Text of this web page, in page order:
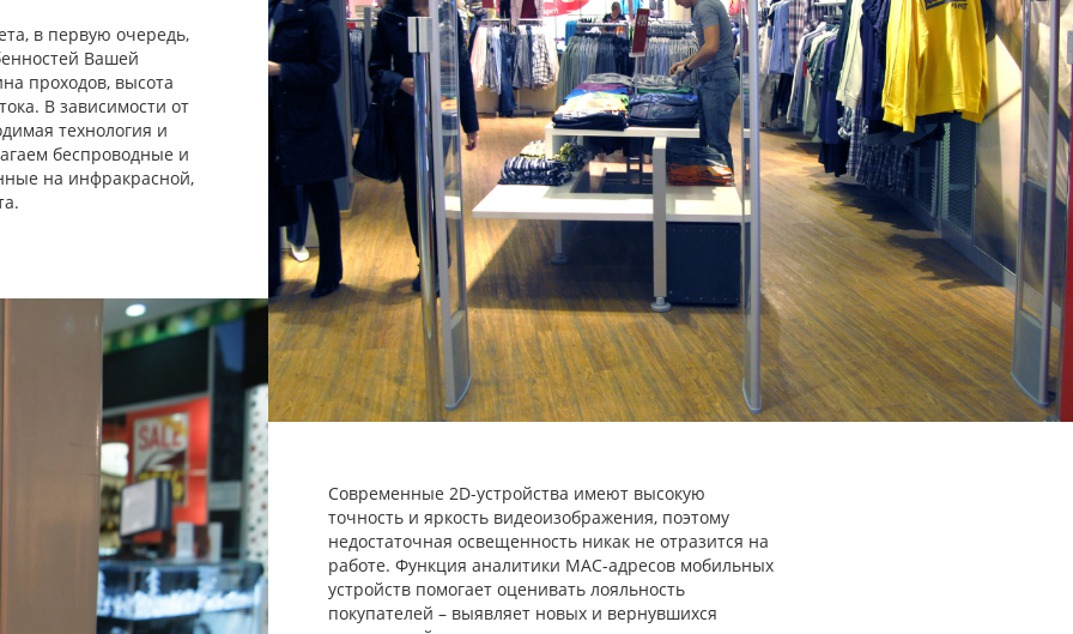
в первую очередь,
Вашей
проходов, высота
В зависимости от
технология и
беспроводные и
на инфракрасной,
Современные 2D-устройства имеют высокую
точность и яркость видеоизображения, поэтому
недостаточная освещенность никак не отразится на
работе. Функция аналитики MAC-адресов мобильных
устройств помогает оценивать лояльность
покупателей – выявляет новых и вернувшихся